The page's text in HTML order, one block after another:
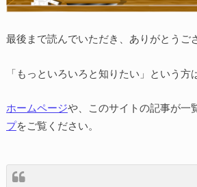
最後まで読んでいただき、ありがとうご
「もっといろいろと知りたい」という方
ホームページや、このサイトの記事が一
プをご覧ください。